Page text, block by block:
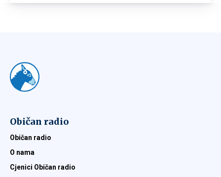
Običan radio
Običan radio
O nama
Cjenici Običan radio